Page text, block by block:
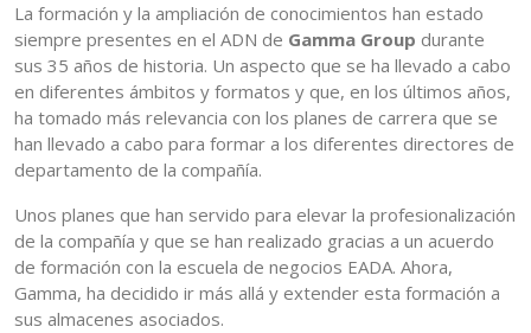
La formación y la ampliación de conocimientos han estado
siempre presentes en el ADN de Gamma Group durante
sus 35 años de historia. Un aspecto que se ha llevado a cabo
en diferentes ámbitos y formatos y que, en los últimos años,
ha tomado más relevancia con los planes de carrera que se
han llevado a cabo para formar a los diferentes directores de
departamento de la compañía.
Unos planes que han servido para elevar la profesionalización
de la compañía y que se han realizado gracias a un acuerdo
de formación con la escuela de negocios EADA. Ahora,
Gamma, ha decidido ir más allá y extender esta formación a
sus almacenes asociados.